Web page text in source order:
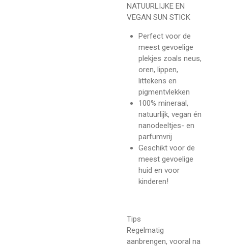
NATUURLIJKE EN
VEGAN SUN STICK
Perfect voor de
meest gevoelige
plekjes zoals neus,
oren, lippen,
littekens en
pigmentvlekken
100% mineraal,
natuurlijk, vegan én
nanodeeltjes- en
parfumvrij
Geschikt voor de
meest gevoelige
huid en voor
kinderen!
Tips
Regelmatig
aanbrengen, vooral na